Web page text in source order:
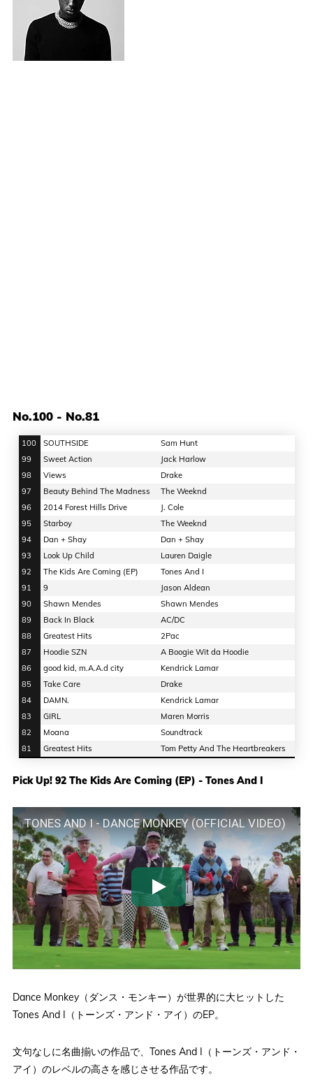
No.100 - No.81
100 SOUTHSIDE
Sam Hunt
99
Sweet Action
Jack Harlow
98
Views
Drake
97
Beauty Behind The Madness
The Weeknd
96
2014 Forest Hills Drive
J. Cole
95
Starboy
The Weeknd
94
Dan + Shay
Dan + Shay
93
Look Up Child
Lauren Daigle
92
The Kids Are Coming (EP)
Tones And I
91
9
Jason Aldean
90
Shawn Mendes
Shawn Mendes
89
Back In Black
AC/DC
88
Greatest Hits
2Pac
87
Hoodie SZN
A Boogie Wit da Hoodie
86
good kid, m.A.A.d city
Kendrick Lamar
85
Take Care
Drake
84
DAMN.
Kendrick Lamar
83
GIRL
Maren Morris
82
Moana
Soundtrack
81
Greatest Hits Tom Petty And The Heartbreakers
Pick Up! 92 The Kids Are Coming (EP) - Tones And I
TONES AND I - DANCE MONKEY (OFFICIAL VIDEO)
Dance Monkey（ダンス・モンキー）が世界的に大ヒットした
Tones And I（トーンズ・アンド・アイ）のEP。
文句なしに名曲揃いの作品で、Tones And I（トーンズ・アンド・
アイ）のレベルの高さを感じさせる作品です。